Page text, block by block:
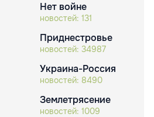
Нет войне
новостей: 131
Приднестровье
новостей: 34987
Украина-Россия
новостей: 8490
Землетрясение
новостей: 1009